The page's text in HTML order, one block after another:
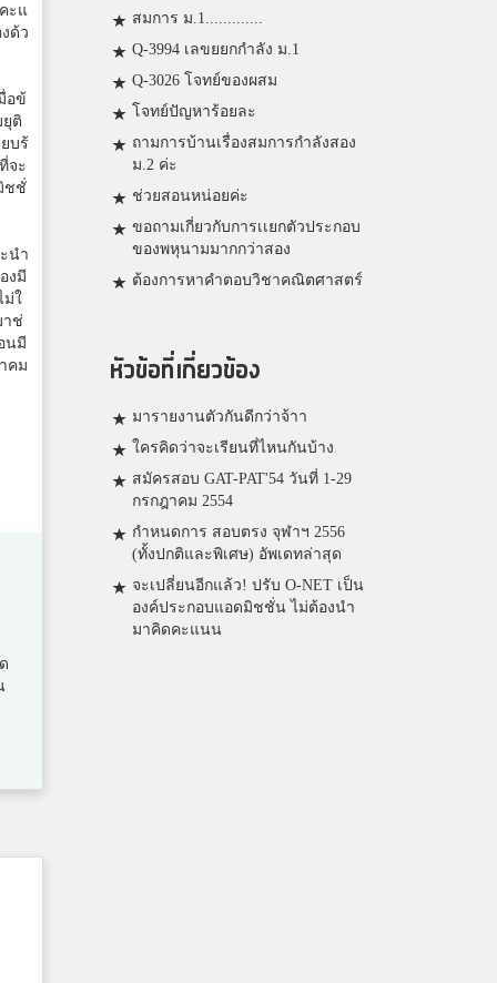
ะแ
ด้ว
อข้
ติ
บร้
จะ
ชชั่
นำ
งมี
ม่ใ
าช่
นมี
คม
สมการ ม.1.............
Q-3994 เลขยยกกำลัง ม.1
Q-3026 โจทย์ของผสม
โจทย์ปัญหาร้อยละ
ถามการบ้านเรื่องสมการกำลังสอง
ม.2 ค่ะ
ช่วยสอนหน่อยค่ะ
ขอถามเกี่ยวกับการเเยกตัวประกอบ
ของพหุนามมากกว่าสอง
ต้องการหาคำตอบวิชาคณิตศาสตร์
หัวข้อที่เกี่ยวข้อง
มารายงานตัวกันดีกว่าจ้าา
ใครคิดว่าจะเรียนที่ไหนกันบ้าง
สมัครสอบ GAT-PAT'54 วันที่ 1-29
กรกฎาคม 2554
กำหนดการ สอบตรง จุฬาฯ 2556
(ทั้งปกติและพิเศษ) อัพเดทล่าสุด
จะเปลี่ยนอีกแล้ว! ปรับ O-NET เป็น
องค์ประกอบแอดมิชชั่น ไม่ต้องนำ
มาคิดคะแนน